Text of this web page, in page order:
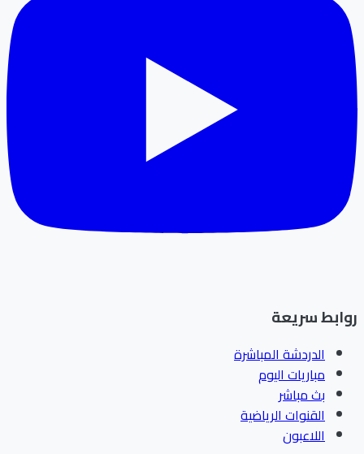
سريعة
الدردشة المباشرة
مباريات اليوم
بث مباشر
القنوات الرياضية
اللاعبون